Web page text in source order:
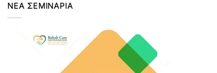
ΝΕΑ ΣΕΜΙΝΑΡΙΑ